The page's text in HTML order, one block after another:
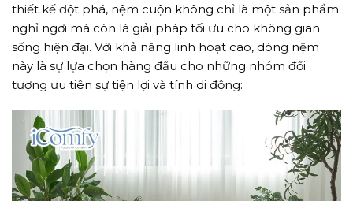
thiết kế đột phá, nệm cuộn không chỉ là một sản phẩm
nghỉ ngơi mà còn là giải pháp tối ưu cho không gian
sống hiện đại. Với khả năng linh hoạt cao, dòng nệm
này là sự lựa chọn hàng đầu cho những nhóm đối
tượng ưu tiên sự tiện lợi và tính di động: